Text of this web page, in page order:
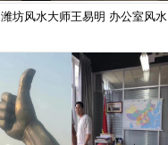
潍坊风水大师王易明 办公室风水